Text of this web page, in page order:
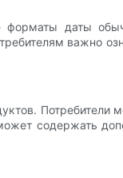
форматы даты
важно
Потребители
содержать